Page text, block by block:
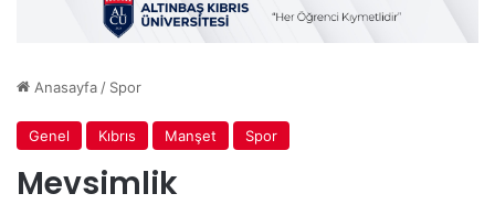
Anasayfa / Spor
Genel Kıbrıs Manşet Spor
Mevsimlik